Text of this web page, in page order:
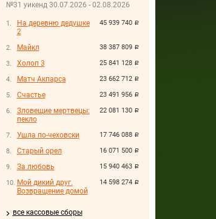
№31 уикенд 30.07.2026 - 02.08.2026
45 939 740 руб.
На деревню дедушке
2
38 387 809 руб.
Майкл
25 841 128 руб.
Холоп 3
23 662 712 руб.
Матч Акпарса
23 491 956 руб.
Счастье
22 081 130 руб.
Зловещие мертвецы:
пекло
17 746 088 руб.
Ушла по-чеховски
16 071 500 руб.
Старый орел
15 940 463 руб.
За любовь
14 598 274 руб.
Мой дикий друг.
Возвращение домой
все кассовые сборы